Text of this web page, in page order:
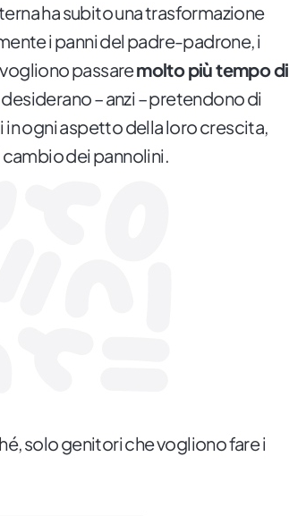
ha subito una trasformazione
i panni del padre-padrone, i
passaremolto più tempo di
– anzi – pretendono di
ogni aspetto della loro crescita,
dei pannolini.
solo genitori che vogliono fare i